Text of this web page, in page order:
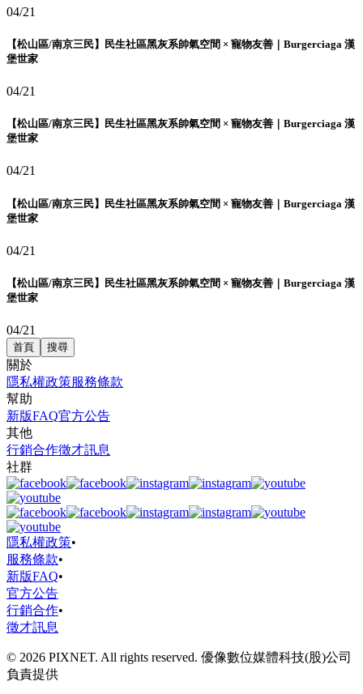
04/21
【松山區/南京三民】民生社區黑灰系帥氣空間 × 寵物友善｜Burgerciaga 漢
堡世家
04/21
【松山區/南京三民】民生社區黑灰系帥氣空間 × 寵物友善｜Burgerciaga 漢
堡世家
04/21
【松山區/南京三民】民生社區黑灰系帥氣空間 × 寵物友善｜Burgerciaga 漢
堡世家
04/21
【松山區/南京三民】民生社區黑灰系帥氣空間 × 寵物友善｜Burgerciaga 漢
堡世家
04/21
首頁 搜尋
關於
隱私權政策服務條款
幫助
新版FAQ官方公告
其他
行銷合作徵才訊息
社群
隱私權政策•
服務條款•
新版FAQ•
官方公告
行銷合作•
徵才訊息
© 2026 PIXNET. All rights reserved. 優像數位媒體科技(股)公司
負責提供